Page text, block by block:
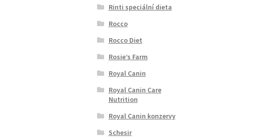
Rinti speciální dieta
Rocco
Rocco Diet
Rosie’s Farm
Royal Canin
Royal Canin Care
Nutrition
Royal Canin konzervy
Schesir